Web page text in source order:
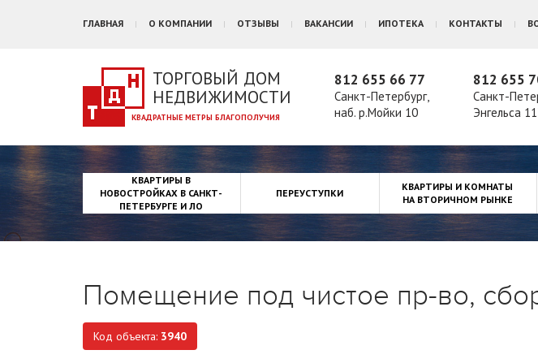
ГЛАВНАЯ О КОМПАНИИ ОТЗЫВЫ ВАКАНСИИ ИПОТЕКА КОНТАКТЫ
ТОРГОВЫЙ ДОМ
НЕДВИЖИМОСТИ
812 655 66 77
Санкт-Петербург,
наб. р.Мойки 10
812 655
Санкт-
Энгельса
КВАРТИРЫ В
НОВОСТРОЙКАХ В САНКТ-
ПЕТЕРБУРГЕ И ЛО
ПЕРЕУСТУПКИ
КВАРТИРЫ И КОМНАТЫ
НА ВТОРИЧНОМ РЫНКЕ
Помещение под чистое пр-во,
Код объекта: 3940